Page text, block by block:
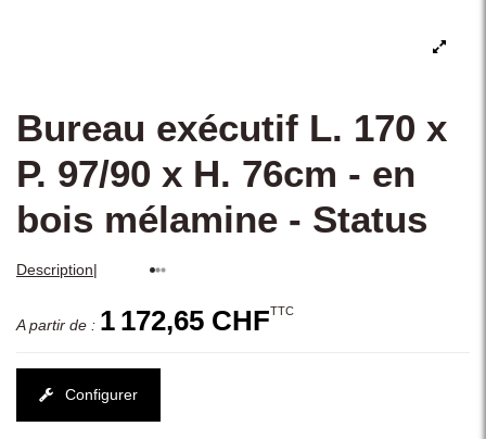
Bureau exécutif L. 170 x
P. 97/90 x H. 76cm - en
bois mélamine - Status
Description|
A partir de : 1 172,65 CHFTTC
Configurer